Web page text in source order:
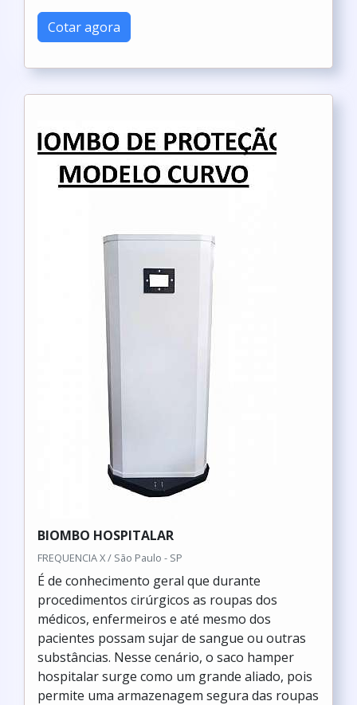
Cotar agora
BIOMBO HOSPITALAR
FREQUENCIA X / São Paulo - SP
É de conhecimento geral que durante
procedimentos cirúrgicos as roupas dos
médicos, enfermeiros e até mesmo dos
pacientes possam sujar de sangue ou outras
substâncias. Nesse cenário, o saco hamper
hospitalar surge como um grande aliado, pois
permite uma armazenagem segura das roupas